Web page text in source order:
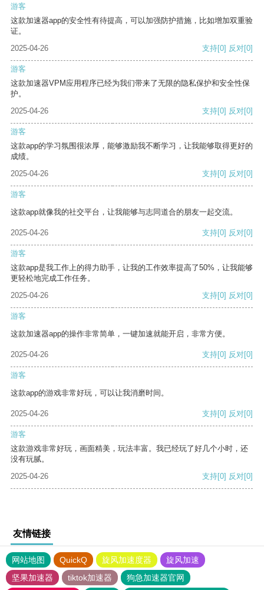
游客
这款加速器app的安全性有待提高，可以加强防护措施，比如增加双重验
证。
2025-04-26
支持[0] 反对[0]
游客
这款加速器VPM应用程序已经为我们带来了无限的隐私保护和安全性保
护。
2025-04-26
支持[0] 反对[0]
游客
这款app的学习氛围很浓厚，能够激励我不断学习，让我能够取得更好的
成绩。
2025-04-26
支持[0] 反对[0]
游客
这款app就像我的社交平台，让我能够与志同道合的朋友一起交流。
2025-04-26 支持[0] 反对[0]
游客
这款app是我工作上的得力助手，让我的工作效率提高了50%，让我能够
更轻松地完成工作任务。
2025-04-26
支持[0] 反对[0]
游客
这款加速器app的操作非常简单，一键加速就能开启，非常方便。
2025-04-26 支持[0] 反对[0]
游客
这款app的游戏非常好玩，可以让我消磨时间。
2025-04-26 支持[0] 反对[0]
游客
这款游戏非常好玩，画面精美，玩法丰富。我已经玩了好几个小时，还
没有玩腻。
2025-04-26
支持[0] 反对[0]
友情链接
网站地图 QuickQ 旋风加速度器
旋风加速
坚果加速器
tiktok加速器
狗急加速器官网